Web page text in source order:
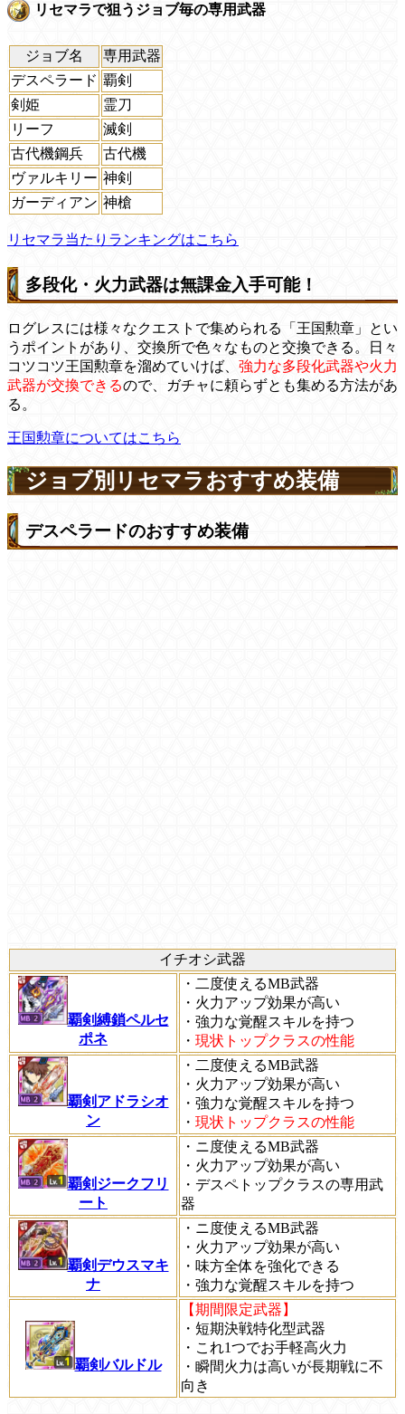
リセマラで狙うジョブ毎の専用武器
ジョブ名
専用武器
デスペラード 覇剣
剣姫
霊刀
リーフ
滅剣
古代機鋼兵
古代機
ヴァルキリー 神剣
ガーディアン 神槍
リセマラ当たりランキングはこちら
多段化・火力武器は無課金入手可能！
ログレスには様々なクエストで集められる「王国勲章」とい
うポイントがあり、交換所で色々なものと交換できる。日々
コツコツ王国勲章を溜めていけば、 強力な多段化武器や火力
武器が交換できるので、ガチャに頼らずとも集める方法があ
る。
王国勲章についてはこちら
ジョブ別リセマラおすすめ装備
デスペラードのおすすめ装備
イチオシ武器
覇剣縛鎖ペルセ
ポネ
・二度使えるMB武器
・火力アップ効果が高い
・強力な覚醒スキルを持つ
・ 現状トップクラスの性能
覇剣アドラシオ
ン
・二度使えるMB武器
・火力アップ効果が高い
・強力な覚醒スキルを持つ
・ 現状トップクラスの性能
覇剣ジークフリ
ート
・ニ度使えるMB武器
・火力アップ効果が高い
・デスペトップクラスの専用武
器
覇剣デウスマキ
ナ
・ニ度使えるMB武器
・火力アップ効果が高い
・味方全体を強化できる
・強力な覚醒スキルを持つ
覇剣バルドル
【期間限定武器】
・短期決戦特化型武器
・これ1つでお手軽高火力
・瞬間火力は高いが長期戦に不
向き